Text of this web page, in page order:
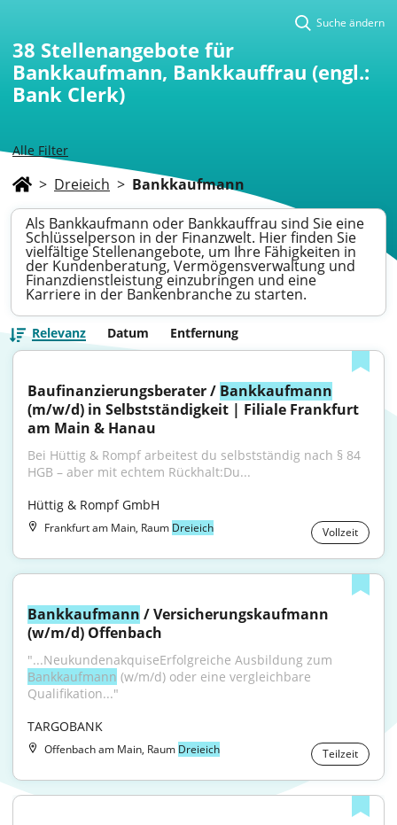
Alle Filter
Suche ändern
38 Stellenangebote für
Bankkaufmann, Bankkauffrau (engl.:
Bank Clerk)
> Dreieich > Bankkaufmann
Als Bankkaufmann oder Bankkauffrau sind Sie eine
Schlüsselperson in der Finanzwelt. Hier finden Sie
vielfältige Stellenangebote, um Ihre Fähigkeiten in
der Kundenberatung, Vermögensverwaltung und
Finanzdienstleistung einzubringen und eine
Karriere in der Bankenbranche zu starten.
Relevanz Datum Entfernung
Baufinanzierungsberater / Bankkaufmann
(m/w/d) in Selbstständigkeit | Filiale Frankfurt
am Main & Hanau
Bei Hüttig & Rompf arbeitest du selbstständig nach § 84
HGB – aber mit echtem Rückhalt:Du...
Hüttig & Rompf GmbH
Frankfurt am Main, Raum Dreieich Vollzeit
Bankkaufmann / Versicherungskaufmann
(w/m/d) Offenbach
Bankkaufmann (w/m/d) oder eine vergleichbare
Qualifikation..."
TARGOBANK
Offenbach am Main, Raum Dreieich Teilzeit